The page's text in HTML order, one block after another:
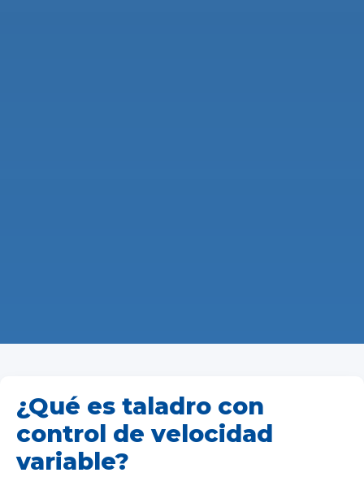
¿Qué es taladro con
control de velocidad
variable?